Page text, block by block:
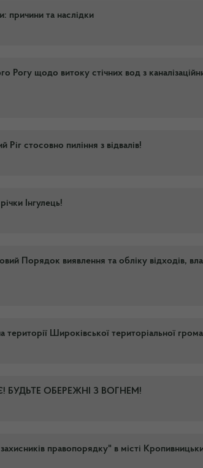
причини та наслідки
Рогу щодо витоку стічних вод з
стосовно пиління з відвалів!
Інгулець!
Порядок виявлення та обліку відходів,
території Широківської територіальної
ОБЕРЕЖНІ З ВОГНЕМ!
правопорядку" в місті